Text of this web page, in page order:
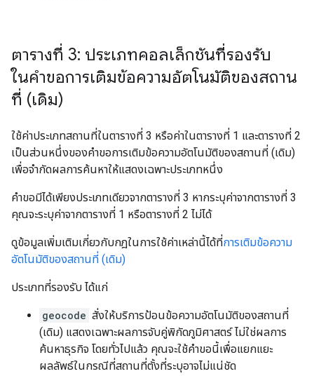
ตารางที่ 3: ประเภทคอลเล็กชันที่รองรับ
ในคําขอการเติมข้อความอัตโนมัติของสถาน
ที่ (เดิม)
ใช้ค่าประเภทสถานที่ในตารางที่ 3 หรือค่าในตารางที่ 1 และตารางที่ 2
เป็นส่วนหนึ่งของคำขอการเติมข้อความอัตโนมัติของสถานที่ (เดิม)
เพื่อจำกัดผลการค้นหาให้แสดงเฉพาะประเภทหนึ่ง
คำขอมีได้เพียงประเภทเดียวจากตารางที่ 3 หากระบุค่าจากตารางที่ 3
คุณจะระบุค่าจากตารางที่ 1 หรือตารางที่ 2 ไม่ได้
ดูข้อมูลเพิ่มเติมเกี่ยวกับกฎในการใช้ค่าเหล่านี้ได้ที่การเติมข้อความ
อัตโนมัติของสถานที่ (เดิม)
ประเภทที่รองรับ ได้แก่
geocode สั่งให้บริการป้อนข้อความอัตโนมัติของสถานที่
(เดิม) แสดงเฉพาะผลการจับคู่พิกัดภูมิศาสตร์ ไม่ใช่ผลการ
ค้นหาธุรกิจ โดยทั่วไปแล้ว คุณจะใช้คำขอนี้เพื่อแยกแยะ
ผลลัพธ์ในกรณีที่สถานที่ตั้งที่ระบุอาจไม่แน่ชัด